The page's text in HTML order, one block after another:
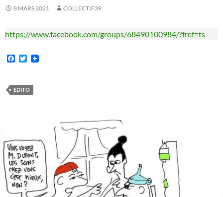
8 MARS 2021 COLLECTIF39
https://www.facebook.com/groups/68490100984/?fref=ts
F
b
o
T
t
e
EDITO